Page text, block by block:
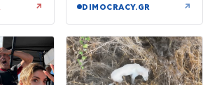
↗ DIMOCRACY.GR ↗